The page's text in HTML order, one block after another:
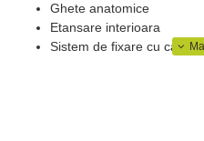
Ghete anatomice
Etansare interioara
Sistem de fixare cu